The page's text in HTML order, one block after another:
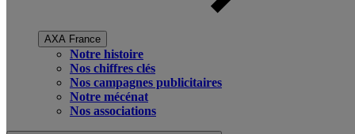
AXA France
Notre histoire
Nos chiffres clés
Nos campagnes publicitaires
Notre mécénat
Nos associations